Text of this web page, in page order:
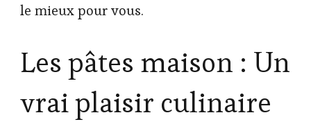
le mieux pour vous.
Les pâtes maison : Un
vrai plaisir culinaire